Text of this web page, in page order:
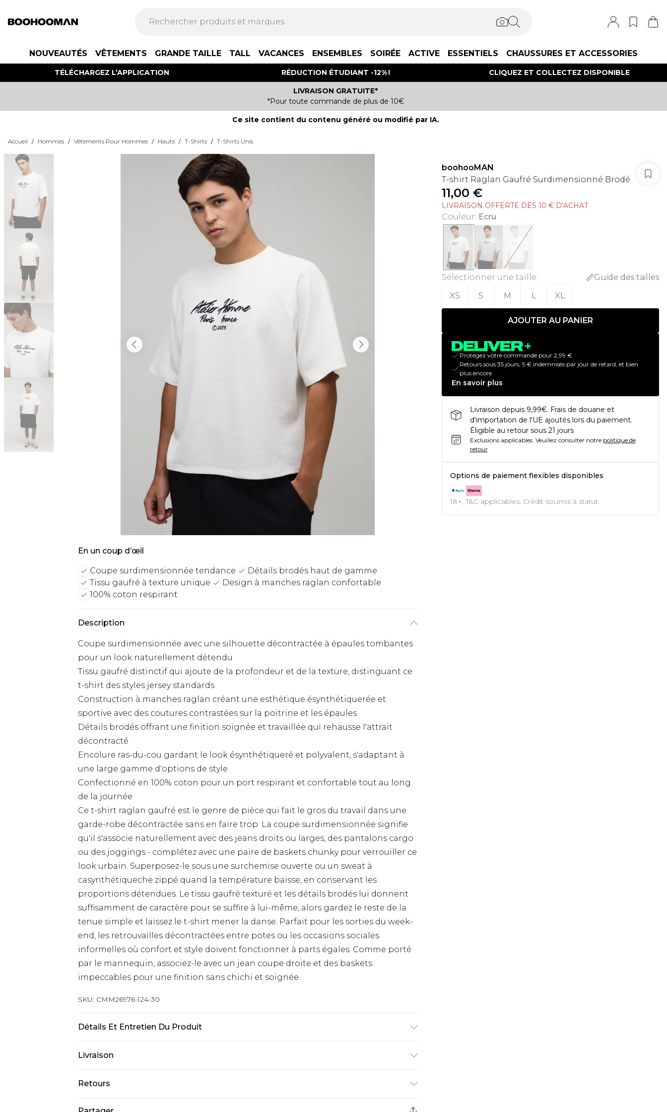
NOUVEAUTÉS VÊTEMENTS GRANDE TAILLE TALL VACANCES ENSEMBLES SOIRÉE ACTIVE ESSENTIELS CHAUSSURES ET ACCESSORIES
TÉLÉCHARGEZ L’APPLICATION RÉDUCTION ÉTUDIANT -12% ! CLIQUEZ ET COLLECTEZ DISPONIBLE
LIVRAISON GRATUITE*
*Pour toute commande de plus de 10€
Ce site contient du contenu généré ou modifié par IA.
Accueil / Hommes / Vêtements Pour Hommes / Hauts / T-Shirts / T-Shirts Unis
En un coup d’œil
Coupe surdimensionnée tendance
Détails brodés haut de gamme
Tissu gaufré à texture unique
Design à manches raglan confortable
100% coton respirant
Description
Coupe surdimensionnée avec une silhouette décontractée à épaules tombantes
pour un look naturellement détendu
Tissu gaufré distinctif qui ajoute de la profondeur et de la texture, distinguant ce
t-shirt des styles jersey standards
Construction à manches raglan créant une esthétique ésynthétiquerée et
sportive avec des coutures contrastées sur la poitrine et les épaules
Détails brodés offrant une finition soignée et travaillée qui rehausse l'attrait
décontracté
Encolure ras-du-cou gardant le look ésynthétiqueré et polyvalent, s'adaptant à
une large gamme d'options de style
Confectionné en 100% coton pour un port respirant et confortable tout au long
de la journée
Ce t-shirt raglan gaufré est le genre de pièce qui fait le gros du travail dans une
garde-robe décontractée sans en faire trop. La coupe surdimensionnée signifie
qu'il s'associe naturellement avec des jeans droits ou larges, des pantalons cargo
ou des joggings - complétez avec une paire de baskets chunky pour verrouiller ce
look urbain. Superposez-le sous une surchemise ouverte ou un sweat à
casynthétiqueche zippé quand la température baisse, en conservant les
proportions détendues. Le tissu gaufré texturé et les détails brodés lui donnent
suffisamment de caractère pour se suffire à lui-même, alors gardez le reste de la
tenue simple et laissez le t-shirt mener la danse. Parfait pour les sorties du week-
end, les retrouvailles décontractées entre potes ou les occasions sociales
informelles où confort et style doivent fonctionner à parts égales. Comme porté
par le mannequin, associez-le avec un jean coupe droite et des baskets
impeccables pour une finition sans chichi et soignée.
SKU: CMM26976-124-30
Détails Et Entretien Du Produit
Livraison
Livraison standard France
€9.99
Retours
boohooMAN
T-shirt Raglan Gaufré Surdimensionné Brodé
11,00 €
LIVRAISON OFFERTE DÈS 10 € D’ACHAT
Couleur: Ecru
Sélectionner une taille:
Guide des tailles
XS
S M L XL
AJOUTER AU PANIER
Protégez votre commande pour 2,99 €.
Retours sous 35 jours, 5 € indemnisés par jour de retard, et bien
plus encore.
En savoir plus
Livraison depuis 9,99€. Frais de douane et
d'importation de l'UE ajoutés lors du paiement.
Éligible au retour sous 21 jours
Exclusions applicables. Veuillez consulter notre politique de
retour
Options de paiement flexibles disponibles
18+, T&C applicables. Crédit soumis à statut